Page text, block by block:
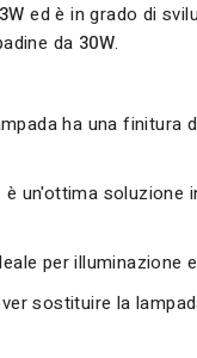
3W ed è in grado di
da 30W.
ha una
un'ottima
per illuminazione
sostituire la